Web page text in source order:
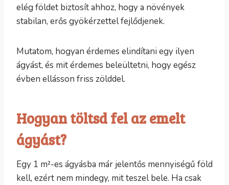
elég földet biztosít ahhoz, hogy a növények
stabilan, erős gyökérzettel fejlődjenek.
Mutatom, hogyan érdemes elindítani egy ilyen
ágyást, és mit érdemes beleültetni, hogy egész
évben ellásson friss zölddel.
Hogyan töltsd fel az emelt
ágyást?
Egy 1 m²-es ágyásba már jelentős mennyiségű föld
kell, ezért nem mindegy, mit teszel bele. Ha csak